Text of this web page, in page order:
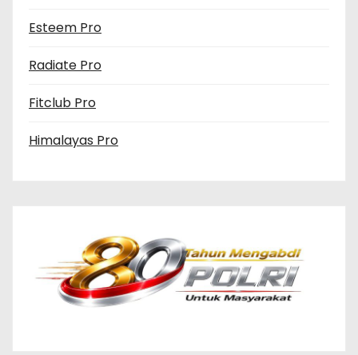
Esteem Pro
Radiate Pro
Fitclub Pro
Himalayas Pro